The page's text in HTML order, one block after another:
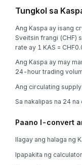
Tungkol sa
Ang Kaspa ay isang
Sveitsin frangi (CHF)
rate ay 1 KAS =
Ang Kaspa ay may
24-hour trading
Ang circulating supply
Sa nakalipas na 24
Paano I-convert
Ilagay ang halaga ng
Ipapakita ng